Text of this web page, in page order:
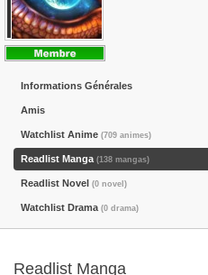
Informations Générales
Amis
Watchlist Anime (709 animes)
Readlist Manga (138 mangas)
Readlist Novel (0 novel)
Watchlist Drama (0 drama)
Readlist Manga